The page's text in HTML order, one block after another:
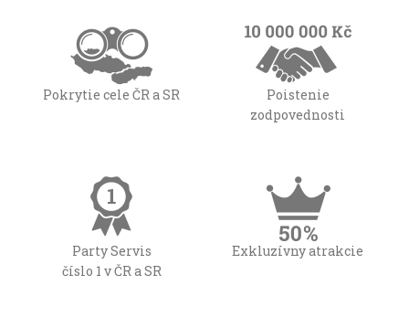
Pokrytie cele ČR a SR
Poistenie
zodpovednosti
Party Servis
číslo 1 v ČR a SR
Exkluzívny atrakcie